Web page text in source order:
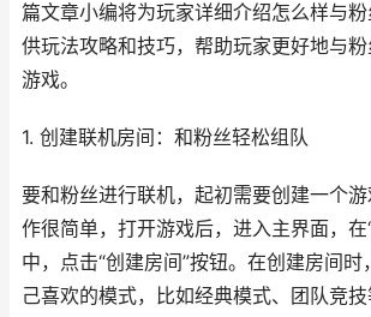
篇文章小编将为玩家详细介绍怎么样与
供玩法攻略和技巧，帮助玩家更好地与
游戏。
1. 创建联机房间：和粉丝轻松组队
要和粉丝进行联机，起初需要创建一个
作很简单，打开游戏后，进入主界面，在
中，点击“创建房间”按钮。在创建房间时
己喜欢的模式，比如经典模式、团队竞技